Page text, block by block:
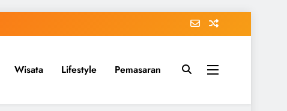
Wisata Lifestyle Pemasaran